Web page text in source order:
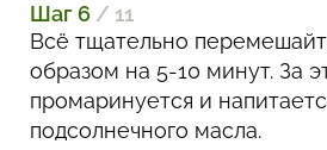
Шаг 6 / 11
Всё тщательно
образом на 5-10 минут. За
промаринуется и
подсолнечного масла.